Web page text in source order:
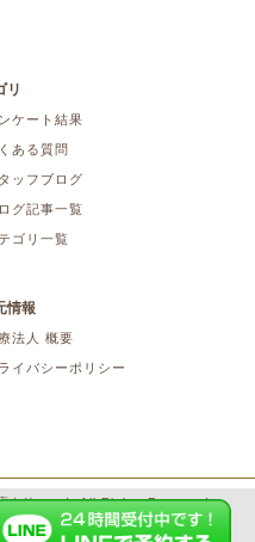
リ
ケート結果
ある質問
ッフブログ
グ記事一覧
ゴリ一覧
情報
法人 概要
イバシーポリシー
クリニック All Rights Reserved.
& SeitaiMeijin